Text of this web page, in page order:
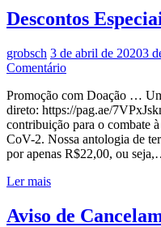
Descontos
grobsch 3 de abril de 20203
Comentário
Promoção com Doação …
direto: https://pag.ae/
contribuição para o combate
CoV-2. Nossa antologia de
por apenas R$22,00, ou
Ler mais
Aviso de